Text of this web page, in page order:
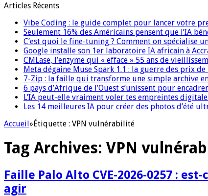
Articles Récents
Vibe Coding : le guide complet pour lancer votre
Seulement 16% des Américains pensent que l’IA
C’est quoi le fine-tuning ? Comment on spécialise
Google installe son 1er laboratoire IA africain à
CMLase, l’enzyme qui « efface » 55 ans de
Meta dégaine Muse Spark 1.1 : la guerre des prix de
7-Zip : la faille qui transforme une simple archive
6 pays d’Afrique de l’Ouest s’unissent pour
L’IA peut-elle vraiment voler tes empreintes
Les 14 meilleures IA pour créer des photos d’été
Accueil»Étiquette : VPN vulnérabilité
Tag Archives: VPN
Faille Palo Alto CVE-2026-0257 :
agir